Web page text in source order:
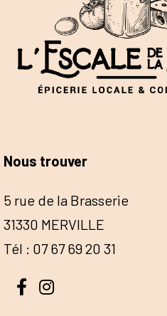
Nous trouver
5 rue de la Brasserie
31330 MERVILLE
Tél : 07 67 69 20 31